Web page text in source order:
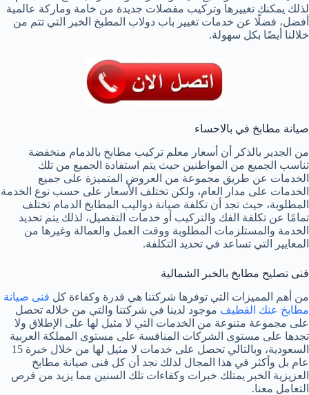
لذلك يمكنك تغييرها وتركيب مفصلات جديدة من خامة وماركة عالمية
أفضل، فضلًا عن خدمات تغيير باب دولاب المطبخ الخبر التي تتم من
خلالنا أيضًا بكل سهولة.
صيانة مطابخ في بالاحساء
من الجدير بالذكر أن أسعار معلم تركيب مطابخ بالدمام منخفضة
تناسب الجميع من المواطنين حيث يتم استفادة الجميع من تلك
الخدمات عن طريق مجموعة من العروض المتميزة على جميع
الخدمات على مدار العام، ولكن تختلف الأسعار على حسب نوع الخدمة
المطلوبة، حيث تجد أن تكلفة صيانة دواليب المطابخ الدمام تختلف
تمامًا عن تكلفة الفك والتركيب أو خدمات التفصيل، لذلك يتم تحديد
الخدمة والمستلزمات المطلوبة ووقت العمل والعمالة وغيرها من
المعايير التي تساعد في تحديد التكلفة.
فنى تصليح مطابخ بالخبر الشمالية
من أهم المميزات التي توفرها شركتنا هي قدرة وكفاءة كل فنى صيانة
مطابخ عنك القطيف موجود لدينا في شركتنا والتي من خلاله تحصل
على مجموعة متنوعة من الخدمات التي لا مثيل لها على الإطلاق ولا
تجدها على مستوى الشركات المنافسة على مستوى المملكة العربية
السعودية، وبالتالي تحصل على خدمات لا مثيل لها من خلال خبرة 15
عام بل وأكثر في هذا المجال لذلك نجد أن كل فنى صيانة مطابخ
العزيزية الخبر يمتلك خبرات وكفاءات تلك السنين مما يزيد من فرص
التعامل معنا.